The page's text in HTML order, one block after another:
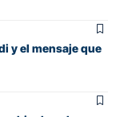
y el mensaje que